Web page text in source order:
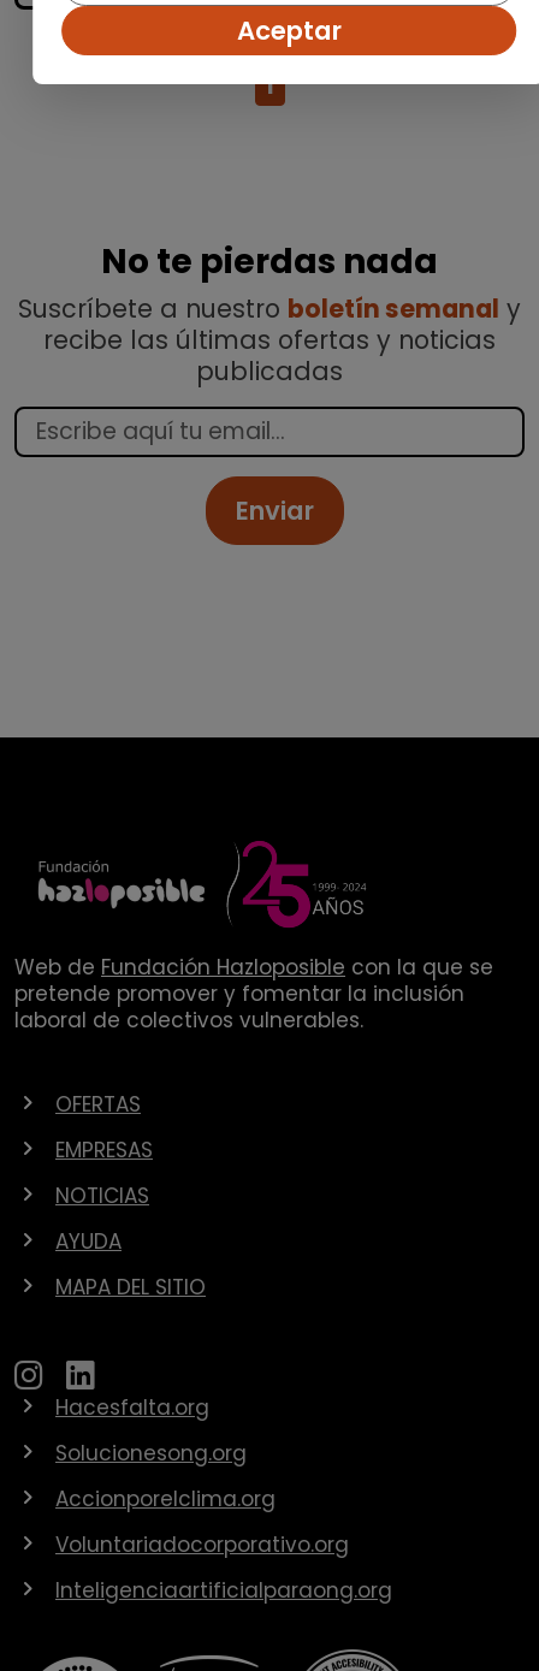
1
No te pierdas nada
Suscríbete a nuestro boletín semanal y
recibe las últimas ofertas y noticias
publicadas
Enviar
Web de Fundación Hazloposible con la que se
pretende promover y fomentar la inclusión
laboral de colectivos vulnerables.
OFERTAS
EMPRESAS
NOTICIAS
AYUDA
MAPA DEL SITIO
Hacesfalta.org
Solucionesong.org
Accionporelclima.org
Voluntariadocorporativo.org
Inteligenciaartificialparaong.org
Aceptar